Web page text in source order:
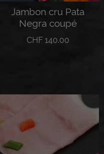
Jambon cru Pata
Negra coupé
CHF140.00